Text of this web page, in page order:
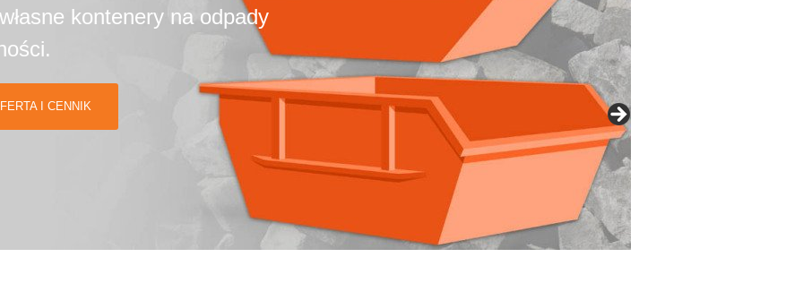
kontenery na odpady
I CENNIK
odpadów
I CENNIK